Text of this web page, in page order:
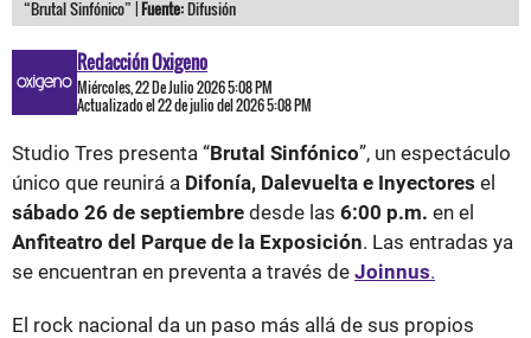
“Brutal Sinfónico” |Fuente:Difusión
Redacción Oxigeno
Miércoles, 22 De Julio 2026 5:08 PM
Actualizado el 22 de julio del 2026 5:08 PM
Studio Tres presenta “Brutal Sinfónico”, un espectáculo
único que reunirá a Difonía, Dalevuelta e Inyectores el
sábado 26 de septiembre desde las 6:00 p.m. en el
Anfiteatro del Parque de la Exposición. Las entradas ya
se encuentran en preventa a través de Joinnus.
El rock nacional da un paso más allá de sus propios